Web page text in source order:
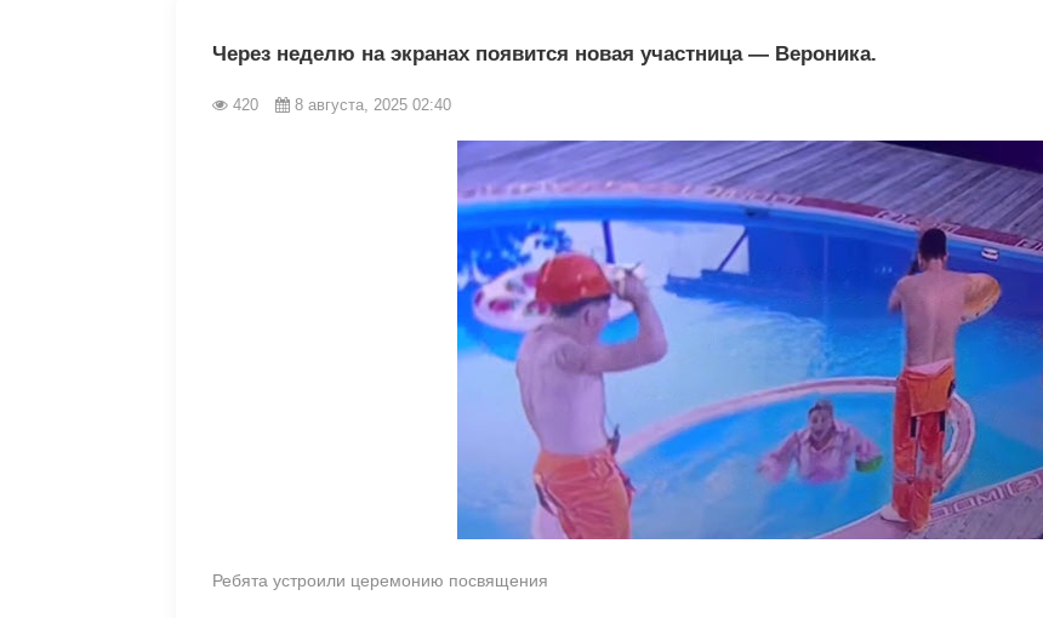
Через неделю на экранах появится новая участница — Вероника.
420 8 августа, 2025 02:40
Ребята устроили церемонию посвящения